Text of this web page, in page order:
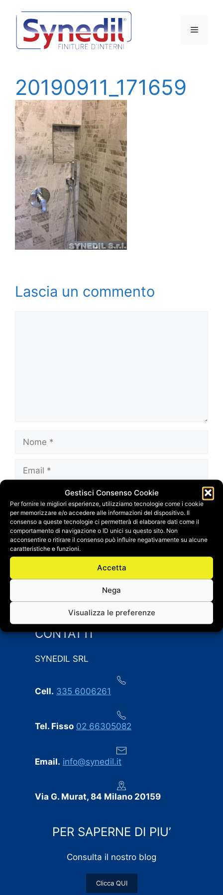
Gestisci Consenso Cookie
Per fornire le migliori esperienze, utilizziamo tecnologie come i cookie
per memorizzare e/o accedere alle informazioni del dispositivo. Il
consenso a queste tecnologie ci permetterà di elaborare dati come il
comportamento di navigazione o ID unici su questo sito. Non
acconsentire o ritirare il consenso può influire negativamente su alcune
caratteristiche e funzioni.
Accetta
Nega
Visualizza le preferenze
contenuto
Menu
20190911_171659
Lascia un commento
Nome
Email
web
Salva il mio nome, email e sito web in questo
browser per la prossima volta che
commento.
CONTATTI
SYNEDIL SRL
Cell. 335 6006261
Tel. Fisso 02 66305082
Email. info@synedil.it
Via G. Murat, 84 Milano 20159
PER SAPERNE DI PIU’
Consulta il nostro blog
Clicca QUI